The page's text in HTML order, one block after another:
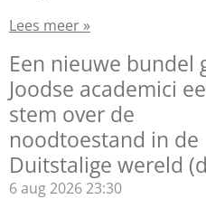
Lees meer »
Een nieuwe bundel
Joodse academici
stem over de
noodtoestand in de
Duitstalige wereld
6 aug 2026 23:30